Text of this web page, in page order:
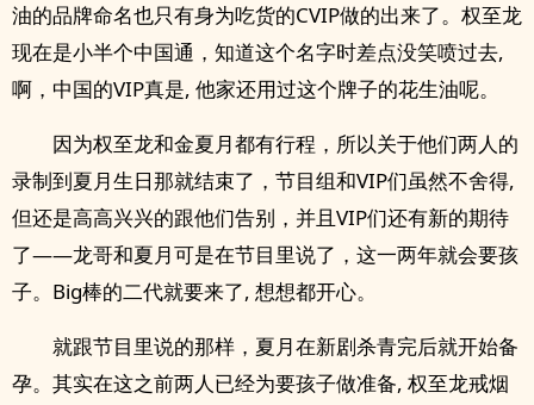
油的品牌命名也只有身为吃货的CVIP做的出来了。权至龙
现在是小半个中国通，知道这个名字时差点没笑喷过去,
啊，中国的VIP真是, 他家还用过这个牌子的花生油呢。
因为权至龙和金夏月都有行程，所以关于他们两人的
录制到夏月生日那就结束了，节目组和VIP们虽然不舍得,
但还是高高兴兴的跟他们告别，并且VIP们还有新的期待
了——龙哥和夏月可是在节目里说了，这一两年就会要孩
子。Big棒的二代就要来了, 想想都开心。
就跟节目里说的那样，夏月在新剧杀青完后就开始备
孕。其实在这之前两人已经为要孩子做准备, 权至龙戒烟